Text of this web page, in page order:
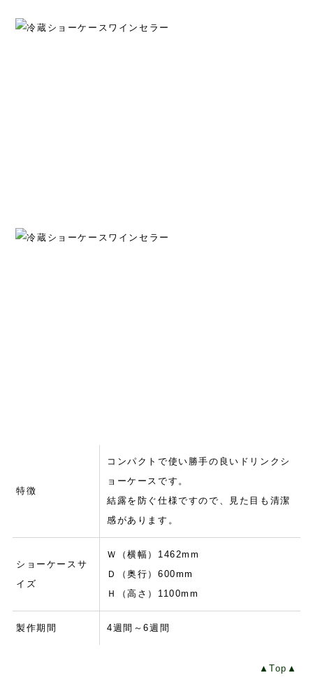
特徴
コンパクトで使い勝手の良いドリンクシ
ョーケースです。
結露を防ぐ仕様ですので、見た目も清潔
感があります。
ショーケースサ
イズ
Ｗ（横幅）1462mm
Ｄ（奥行）600mm
Ｈ（高さ）1100mm
製作期間 4週間～6週間
▲Top▲